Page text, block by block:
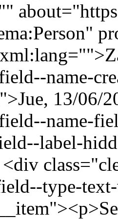
name-
13/06/
name-
label-
type-